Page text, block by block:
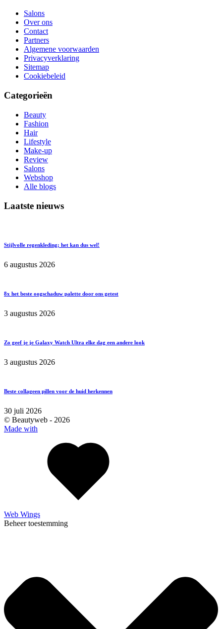
Salons
Over ons
Contact
Partners
Algemene voorwaarden
Privacyverklaring
Sitemap
Cookiebeleid
Categorieën
Beauty
Fashion
Hair
Lifestyle
Make-up
Review
Salons
Webshop
Alle blogs
Laatste nieuws
Stijlvolle regenkleding; het kan dus wel!
6 augustus 2026
8x het beste oogschaduw palette door ons getest
3 augustus 2026
Zo geef je je Galaxy Watch Ultra elke dag een andere look
3 augustus 2026
Beste collageen pillen voor de huid herkennen
30 juli 2026
© Beautyweb - 2026
Made with
Web Wings
Beheer toestemming